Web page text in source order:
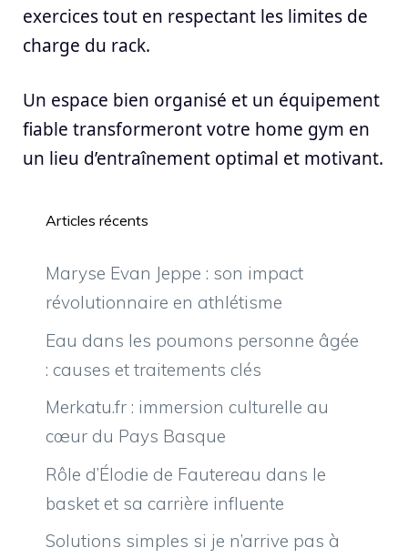
exercices tout en respectant les limites de
charge du rack.
Un espace bien organisé et un équipement
fiable transformeront votre home gym en
un lieu d’entraînement optimal et motivant.
Articles récents
Maryse Evan Jeppe : son impact
révolutionnaire en athlétisme
Eau dans les poumons personne âgée
: causes et traitements clés
Merkatu.fr : immersion culturelle au
cœur du Pays Basque
Rôle d’Élodie de Fautereau dans le
basket et sa carrière influente
Solutions simples si je n’arrive pas à